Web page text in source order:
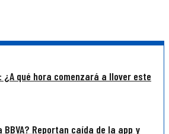
¿A qué hora comenzará a llover este
Reportan caída de la app y